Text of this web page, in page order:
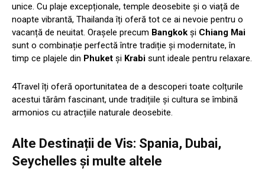
unice. Cu plaje excepționale, temple deosebite și o viață de
noapte vibrantă, Thailanda îți oferă tot ce ai nevoie pentru o
vacanță de neuitat. Orașele precum Bangkok și Chiang Mai
sunt o combinație perfectă între tradiție și modernitate, în
timp ce plajele din Phuket și Krabi sunt ideale pentru relaxare.
4Travel îți oferă oportunitatea de a descoperi toate colțurile
acestui tărâm fascinant, unde tradițiile și cultura se îmbină
armonios cu atracțiile naturale deosebite.
Alte Destinații de Vis: Spania, Dubai,
Seychelles și multe altele